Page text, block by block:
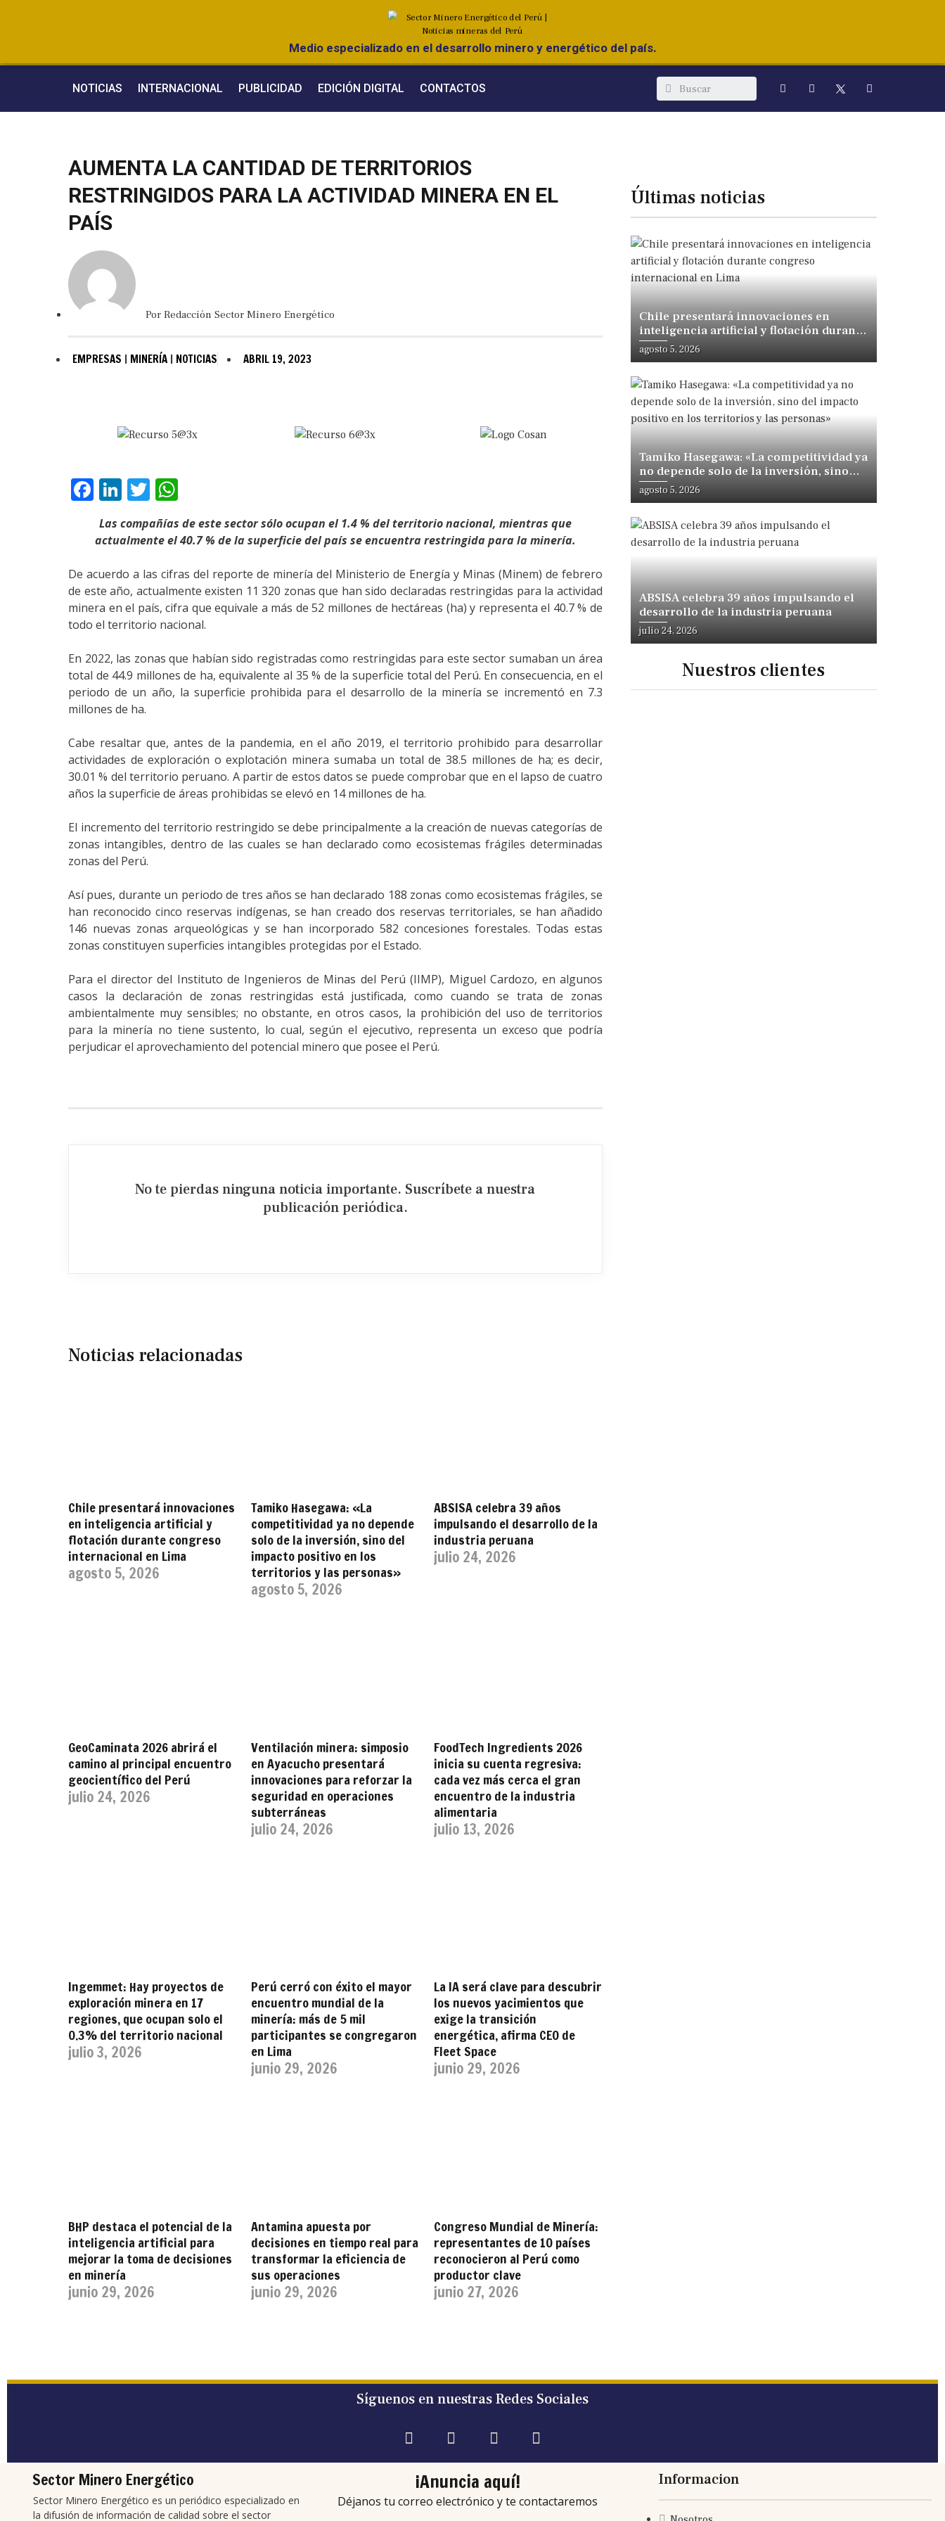
Medio especializado en el desarrollo minero y energético del país.
NOTICIAS INTERNACIONAL PUBLICIDAD EDICIÓN DIGITAL CONTACTOS
AUMENTA LA CANTIDAD DE TERRITORIOS
RESTRINGIDOS PARA LA ACTIVIDAD MINERA EN EL
PAÍS
Por Redacción Sector Minero Energético
EMPRESAS | MINERÍA | NOTICIAS ABRIL 19, 2023
Facebook
LinkedIn
Twitter
Las compañías de este sector sólo ocupan el 1.4 % del territorio nacional, mientras que
actualmente el 40.7 % de la superficie del país se encuentra restringida para la minería.
De acuerdo a las cifras del reporte de minería del Ministerio de Energía y Minas (Minem) de febrero
de este año, actualmente existen 11 320 zonas que han sido declaradas restringidas para la actividad
minera en el país, cifra que equivale a más de 52 millones de hectáreas (ha) y representa el 40.7 % de
todo el territorio nacional.
En 2022, las zonas que habían sido registradas como restringidas para este sector sumaban un área
total de 44.9 millones de ha, equivalente al 35 % de la superficie total del Perú. En consecuencia, en el
periodo de un año, la superficie prohibida para el desarrollo de la minería se incrementó en 7.3
millones de ha.
Cabe resaltar que, antes de la pandemia, en el año 2019, el territorio prohibido para desarrollar
actividades de exploración o explotación minera sumaba un total de 38.5 millones de ha; es decir,
30.01 % del territorio peruano. A partir de estos datos se puede comprobar que en el lapso de cuatro
años la superficie de áreas prohibidas se elevó en 14 millones de ha.
El incremento del territorio restringido se debe principalmente a la creación de nuevas categorías de
zonas intangibles, dentro de las cuales se han declarado como ecosistemas frágiles determinadas
zonas del Perú.
Así pues, durante un periodo de tres años se han declarado 188 zonas como ecosistemas frágiles, se
han reconocido cinco reservas indígenas, se han creado dos reservas territoriales, se han añadido
146 nuevas zonas arqueológicas y se han incorporado 582 concesiones forestales. Todas estas
zonas constituyen superficies intangibles protegidas por el Estado.
Para el director del Instituto de Ingenieros de Minas del Perú (IIMP), Miguel Cardozo, en algunos
casos la declaración de zonas restringidas está justificada, como cuando se trata de zonas
ambientalmente muy sensibles; no obstante, en otros casos, la prohibición del uso de territorios
para la minería no tiene sustento, lo cual, según el ejecutivo, representa un exceso que podría
perjudicar el aprovechamiento del potencial minero que posee el Perú.
No te pierdas ninguna noticia importante. Suscríbete a nuestra
publicación periódica.​
Noticias relacionadas
Chile presentará innovaciones
en inteligencia artificial y
flotación durante congreso
internacional en Lima
agosto 5, 2026
Tamiko Hasegawa: «La
competitividad ya no depende
solo de la inversión, sino del
impacto positivo en los
territorios y las personas»
agosto 5, 2026
ABSISA celebra 39 años
impulsando el desarrollo de la
industria peruana
julio 24, 2026
GeoCaminata 2026 abrirá el
camino al principal encuentro
geocientífico del Perú
julio 24, 2026
Ventilación minera: simposio
en Ayacucho presentará
innovaciones para reforzar la
seguridad en operaciones
subterráneas
julio 24, 2026
FoodTech Ingredients 2026
inicia su cuenta regresiva:
cada vez más cerca el gran
encuentro de la industria
alimentaria
julio 13, 2026
Ingemmet: Hay proyectos de
exploración minera en 17
regiones, que ocupan solo el
0.3% del territorio nacional
julio 3, 2026
Perú cerró con éxito el mayor
encuentro mundial de la
minería: más de 5 mil
participantes se congregaron
en Lima
junio 29, 2026
La IA será clave para descubrir
los nuevos yacimientos que
exige la transición
energética, afirma CEO de
Fleet Space
junio 29, 2026
BHP destaca el potencial de la
inteligencia artificial para
mejorar la toma de decisiones
en minería
junio 29, 2026
Antamina apuesta por
decisiones en tiempo real para
transformar la eficiencia de
sus operaciones
junio 29, 2026
Congreso Mundial de Minería:
representantes de 10 países
reconocieron al Perú como
productor clave
junio 27, 2026
Últimas noticias
Chile presentará innovaciones en
inteligencia artificial y flotación durante
congreso internacional en Lima
agosto 5, 2026
Tamiko Hasegawa: «La competitividad ya
no depende solo de la inversión, sino
del impacto positivo en los territorios y
las personas»
agosto 5, 2026
ABSISA celebra 39 años impulsando el
desarrollo de la industria peruana
julio 24, 2026
Nuestros clientes
Síguenos en nuestras Redes Sociales
Sector Minero Energético
Sector Minero Energético es un periódico especializado en
la difusión de información de calidad sobre el sector
¡Anuncia aquí!
Déjanos tu correo electrónico y te contactaremos
Informacion